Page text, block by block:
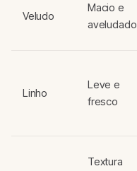
Veludo
Macio e
aveludado
Linho
Leve e
fresco
Textura